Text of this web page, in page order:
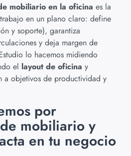
mobiliario en la oficina es la
en un plano claro: define
y soporte), garantiza
y deja margen de
lo hacemos midiendo
el layout de oficina y
a objetivos de productividad y
por
mobiliario y
en tu negocio